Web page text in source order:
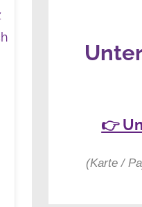
👉
(Karte /